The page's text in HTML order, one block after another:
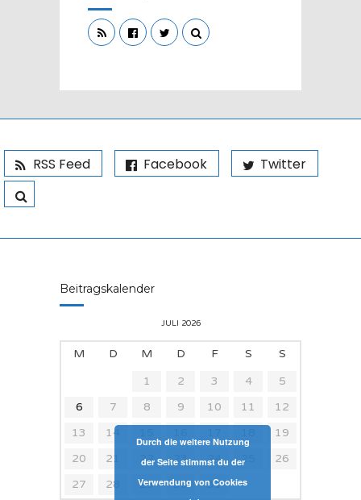
RSS Feed Facebook Twitter
Beitragskalender
JULI 2026
M D M D F S
S
1
2 3 4
5
6
7 8 9 10 11
12
13
14
19
20
21 22 23 24 25
26
27
28 29 30 31
Durch die weitere Nutzung
der Seite stimmst du der
Verwendung von Cookies